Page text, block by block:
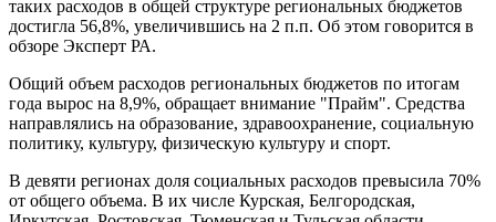
таких расходов в общей структуре региональных бюджетов
достигла 56,8%, увеличившись на 2 п.п. Об этом говорится в
обзоре Эксперт РА.
Общий объем расходов региональных бюджетов по итогам
года вырос на 8,9%, обращает внимание "Прайм". Средства
направлялись на образование, здравоохранение, социальную
политику, культуру, физическую культуру и спорт.
В девяти регионах доля социальных расходов превысила 70%
от общего объема. В их числе Курская, Белгородская,